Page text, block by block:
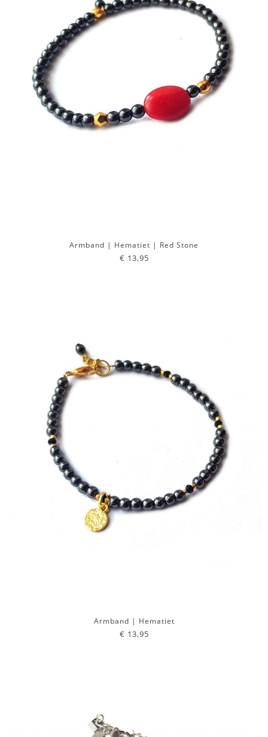
Armband | Hematiet | Red Stone
€ 13,95
Armband | Hematiet
€ 13,95